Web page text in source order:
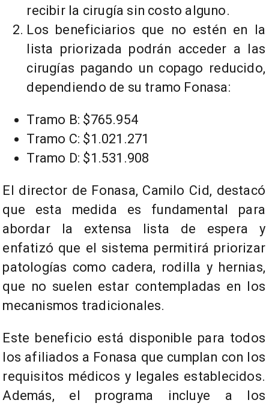
recibir la cirugía sin costo alguno.
Los beneficiarios que no estén en la
lista priorizada podrán acceder a las
cirugías pagando un copago reducido,
dependiendo de su tramo Fonasa:
Tramo B: $765.954
Tramo C: $1.021.271
Tramo D: $1.531.908
El director de Fonasa, Camilo Cid, destacó
que esta medida es fundamental para
abordar la extensa lista de espera y
enfatizó que el sistema permitirá priorizar
patologías como cadera, rodilla y hernias,
que no suelen estar contempladas en los
mecanismos tradicionales.
Este beneficio está disponible para todos
los afiliados a Fonasa que cumplan con los
requisitos médicos y legales establecidos.
Además, el programa incluye a los